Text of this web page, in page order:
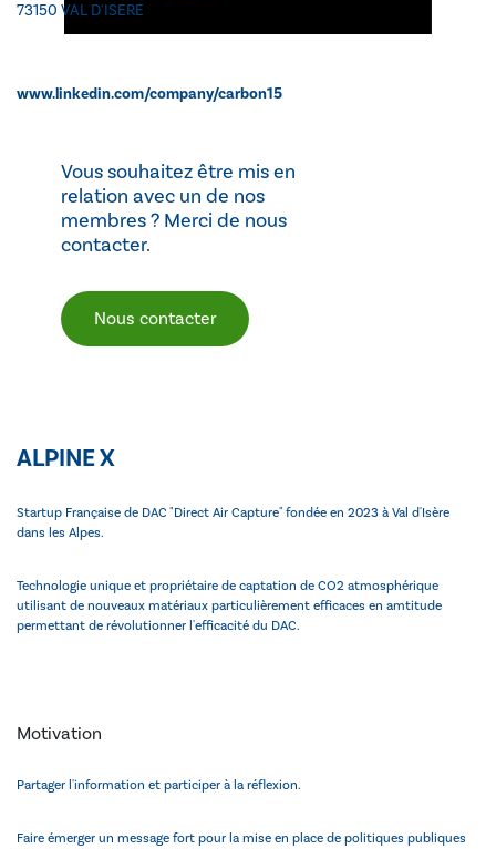
73150 VAL D'ISERE
www.linkedin.com/company/carbon15
Vous souhaitez être mis en
relation avec un de nos
membres ? Merci de nous
contacter.
Nous contacter
ALPINE X
Startup Française de DAC "Direct Air Capture" fondée en 2023 à Val d'Isère
dans les Alpes.
Technologie unique et propriétaire de captation de CO2 atmosphérique
utilisant de nouveaux matériaux particulièrement efficaces en amtitude
permettant de révolutionner l'efficacité du DAC.
Motivation
Partager l'information et participer à la réflexion.
Faire émerger un message fort pour la mise en place de politiques publiques